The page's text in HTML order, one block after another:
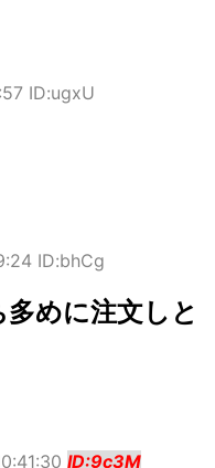
ID:ugxU
ID:bhCg
めに注文しと
ID:9c3M